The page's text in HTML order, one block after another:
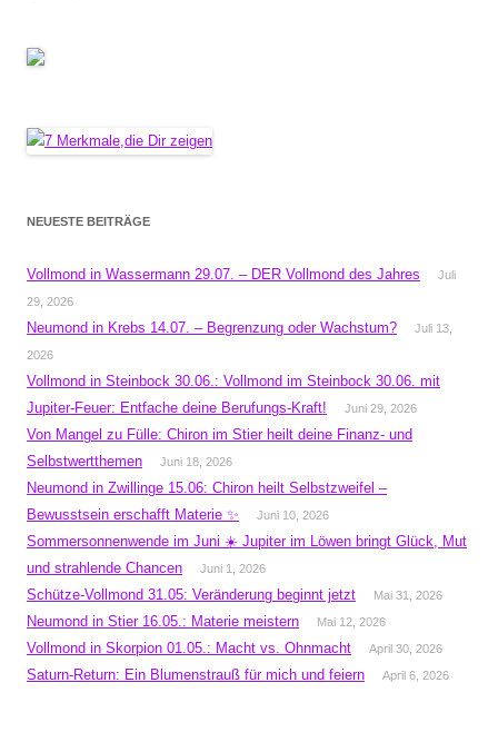
NEUESTE BEITRÄGE
Vollmond in Wassermann 29.07. – DER Vollmond des Jahres
Juli
29, 2026
Neumond in Krebs 14.07. – Begrenzung oder Wachstum?
Juli 13,
2026
Vollmond in Steinbock 30.06.: Vollmond im Steinbock 30.06. mit
Jupiter-Feuer: Entfache deine Berufungs-Kraft!
Juni 29, 2026
Von Mangel zu Fülle: Chiron im Stier heilt deine Finanz- und
Selbstwertthemen
Juni 18, 2026
Neumond in Zwillinge 15.06: Chiron heilt Selbstzweifel –
Bewusstsein erschafft Materie ✨
Juni 10, 2026
Sommersonnenwende im Juni ☀️ Jupiter im Löwen bringt Glück, Mut
und strahlende Chancen
Juni 1, 2026
Schütze-Vollmond 31.05: Veränderung beginnt jetzt Mai 31, 2026
Neumond in Stier 16.05.: Materie meistern Mai 12, 2026
Vollmond in Skorpion 01.05.: Macht vs. Ohnmacht April 30, 2026
Saturn-Return: Ein Blumenstrauß für mich und feiern April 6, 2026